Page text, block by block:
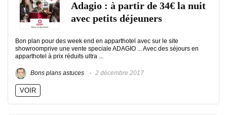
Adagio : à partir de 34€ la nuit
avec petits déjeuners
Bon plan pour des week end en apparthotel avec sur le site
showroomprive une vente speciale ADAGIO ... Avec des séjours en
apparthotel à prix réduits ultra ...
Bons plans astuces 2 décembre 2017
VOIR